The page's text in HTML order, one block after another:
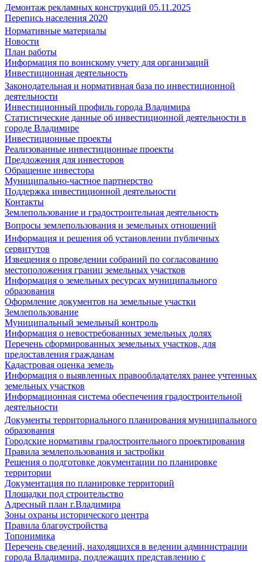
Демонтаж рекламных конструкций 05.11.2025
Перепись населения 2020
Нормативные материалы
Новости
План работы
Информация по воинскому учету для организаций
Инвестиционная деятельность
Законодательная и нормативная база по инвестиционной
деятельности
Инвестиционный профиль города Владимира
Статистические данные об инвестиционной деятельности в
городе Владимире
Инвестиционные проекты
Реализованные инвестиционные проекты
Предложения для инвесторов
Обращение инвестора
Муниципально-частное партнерство
Поддержка инвестиционной деятельности
Контакты
Землепользование и градостроительная деятельность
Вопросы землепользования и земельных отношений
Информация и решения об установлении публичных
сервитутов
Извещения о проведении собраний по согласованию
местоположения границ земельных участков
Информация о земельных ресурсах муниципального
образования
Оформление документов на земельные участки
Землепользование
Муниципальный земельный контроль
Информация о невостребованных земельных долях
Перечень сформированных земельных участков, для
предоставления гражданам
Кадастровая оценка земель
Информация о выявленных правообладателях ранее учтенных
земельных участков
Информационная система обеспечения градостроительной
деятельности
Документы территориального планирования муниципального
образования
Городские нормативы градостроительного проектирования
Правила землепользования и застройки
Решения о подготовке документации по планировке
территории
Документация по планировке территорий
Площадки под строительство
Адресный план г.Владимира
Зоны охраны исторического центра
Правила благоустройства
Топонимика
Перечень сведений, находящихся в ведении администрации
города Владимира, подлежащих представлению с